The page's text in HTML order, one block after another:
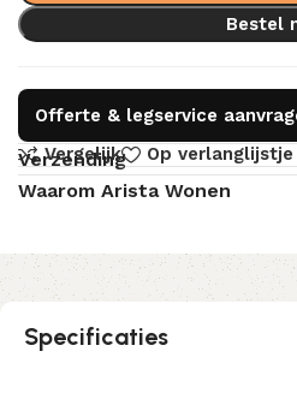
Bestel
Offerte & legservice
Vergelijk
Op verlanglijstje
Verzending
Waarom Arista Wonen
Specificaties